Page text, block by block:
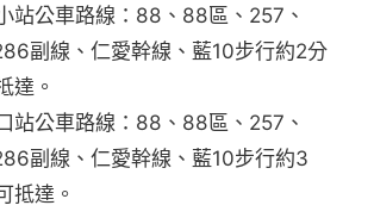
站公車路線：88、88區、257、
副線、仁愛幹線、藍10步行約2分
達。
站公車路線：88、88區、257、
副線、仁愛幹線、藍10步行約3
抵達。